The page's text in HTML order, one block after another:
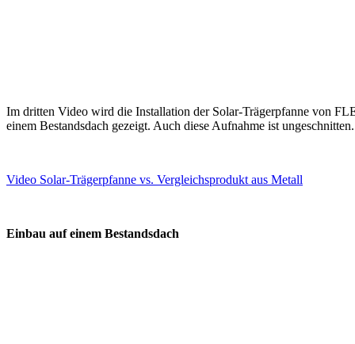
Im dritten Video wird die Installation der Solar-Trägerpfanne von
einem Bestandsdach gezeigt. Auch diese Aufnahme ist ungeschnitten.
Video Solar-Trägerpfanne vs. Vergleichsprodukt aus Metall
Einbau auf einem Bestandsdach